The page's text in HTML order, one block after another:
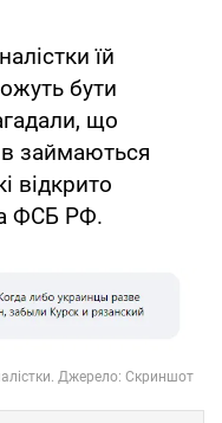
їй
бути
що
займаються
відкрито
ФСБ РФ.